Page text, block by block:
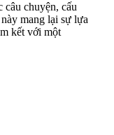
câu chuyện, cấu
mang lại sự lựa
kết với một